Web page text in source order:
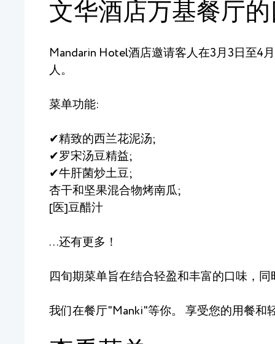
文华酒店万基餐厅
Mandarin Hotel酒店邀请客人在3月3日至4
人。
菜单功能:
✔精致的西兰花泥汤;
✔罗宋汤豆精益;
✔牛肝菌炒土豆;
杏干和坚果混合物烤南瓜;
[医]豆醋汁
...还有更多！
四旬期菜单旨在结合轻盈和丰富的口味，
我们在餐厅"Manki"等你。 享受您的用餐和